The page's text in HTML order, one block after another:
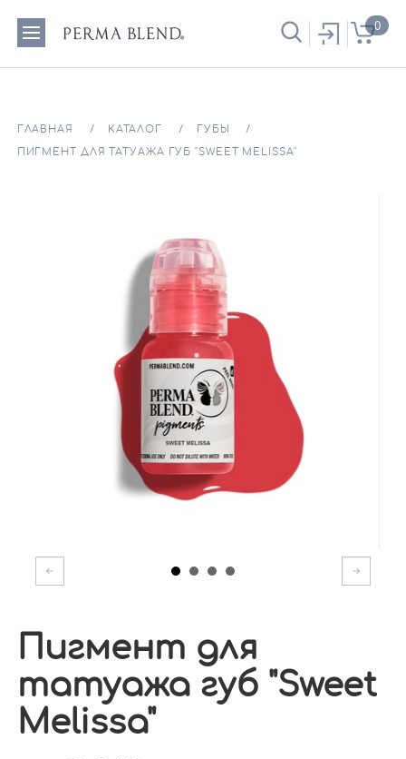
0
ГЛАВНАЯ КАТАЛОГ ГУБЫ
ПИГМЕНТ ДЛЯ ТАТУАЖА ГУБ "SWEET MELISSA"
Пигмент для
татуажа губ "Sweet
Melissa"